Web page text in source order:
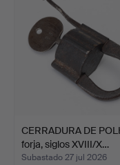
CERRADURA DE
forja, siglos XVIII/X…
Subastado 27 jul 2026